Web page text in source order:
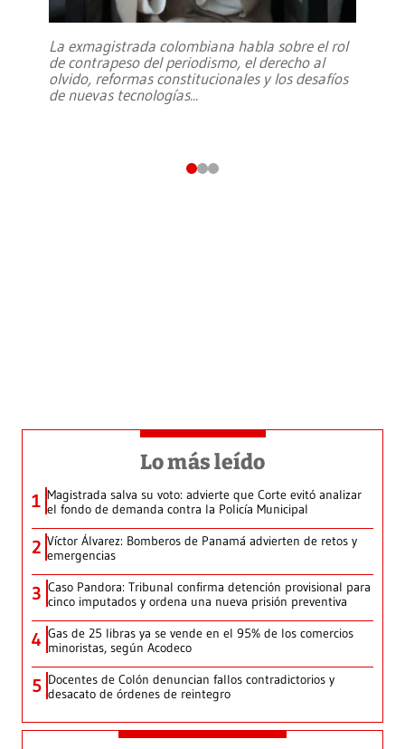
La exmagistrada colombiana habla sobre el rol
de contrapeso del periodismo, el derecho al
olvido, reformas constitucionales y los desafíos
de nuevas tecnologías...
Lo más leído
1 Magistrada salva su voto: advierte que Corte evitó analizar
el fondo de demanda contra la Policía Municipal
2 Víctor Álvarez: Bomberos de Panamá advierten de retos y
emergencias
3 Caso Pandora: Tribunal confirma detención provisional para
cinco imputados y ordena una nueva prisión preventiva
4 Gas de 25 libras ya se vende en el 95% de los comercios
minoristas, según Acodeco
5 Docentes de Colón denuncian fallos contradictorios y
desacato de órdenes de reintegro